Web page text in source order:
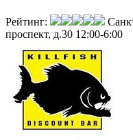
Рейтинг:
проспект, д.30 12:00-6:00